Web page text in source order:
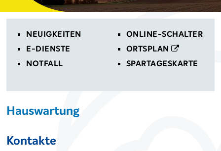
Toplinks
NEUIGKEITEN
E-DIENSTE
NOTFALL
ONLINE-SCHALTER
ORTSPLAN
SPARTAGESKARTE
Hauswartung
Kontakte